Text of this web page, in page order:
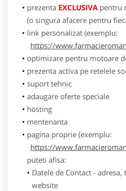
prezenta EXCLUSIVApentru
(o singura afacere pentru
link personalizat (exemplu:
https://
optimizare pentru motoare
prezenta activa pe retelele
suport tehnic
adaugare oferte speciale
hosting
mentenanta
pagina proprie (exemplu:
https://
puteti afisa:
Datele de Contact -
website